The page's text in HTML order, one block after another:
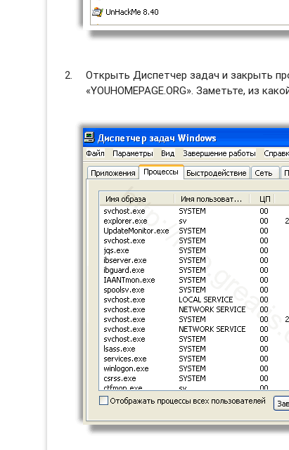
Открыть Диспетчер задач и закрыть
«YOUHOMEPAGE.ORG». Заметьте, из